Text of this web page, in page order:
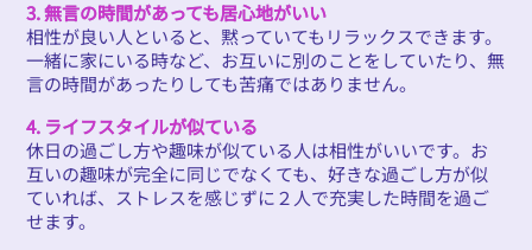
3. 無言の時間があっても居心地がいい
相性が良い人といると、黙っていてもリラックスできます。
一緒に家にいる時など、お互いに別のことをしていたり、無
言の時間があったりしても苦痛ではありません。
4. ライフスタイルが似ている
休日の過ごし方や趣味が似ている人は相性がいいです。お
互いの趣味が完全に同じでなくても、好きな過ごし方が似
ていれば、ストレスを感じずに２人で充実した時間を過ご
せます。